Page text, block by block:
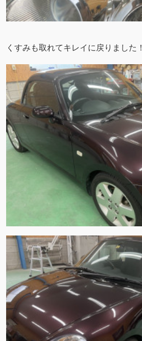
くすみも取れてキレイに戻りました！